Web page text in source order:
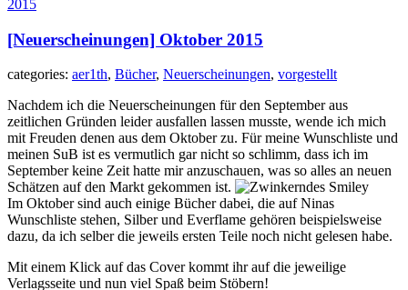
2015
[Neuerscheinungen] Oktober 2015
categories: aer1th, Bücher, Neuerscheinungen, vorgestellt
Nachdem ich die Neuerscheinungen für den September aus
zeitlichen Gründen leider ausfallen lassen musste, wende ich mich
mit Freuden denen aus dem Oktober zu. Für meine Wunschliste und
meinen SuB ist es vermutlich gar nicht so schlimm, dass ich im
September keine Zeit hatte mir anzuschauen, was so alles an neuen
Schätzen auf den Markt gekommen ist.
Im Oktober sind auch einige Bücher dabei, die auf Ninas
Wunschliste stehen, Silber und Everflame gehören beispielsweise
dazu, da ich selber die jeweils ersten Teile noch nicht gelesen habe.
Mit einem Klick auf das Cover kommt ihr auf die jeweilige
Verlagsseite und nun viel Spaß beim Stöbern!